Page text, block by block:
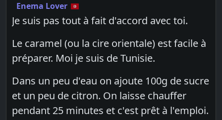
Enema Lover
Je suis pas tout à fait d'accord avec toi.
Le caramel (ou la cire orientale) est facile à
préparer. Moi je suis de Tunisie.
Dans un peu d'eau on ajoute 100g de sucre
et un peu de citron. On laisse chauffer
pendant 25 minutes et c'est prêt à l'emploi.